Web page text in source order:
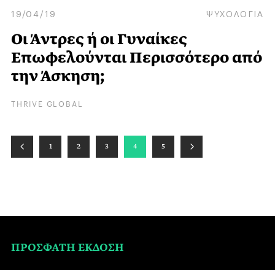
19/04/19 ΨΥΧΟΛΟΓΙΑ
Οι Άντρες ή οι Γυναίκες
Επωφελούνται Περισσότερο από
την Άσκηση;
THRIVE GLOBAL
1 2 3 4 5
ΠΡΟΣΦΑΤΗ ΕΚΔΟΣΗ